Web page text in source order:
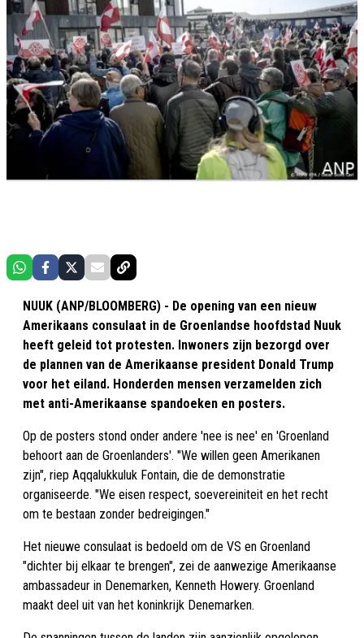
NUUK (ANP/BLOOMBERG) - De opening van een nieuw
Amerikaans consulaat in de Groenlandse hoofdstad Nuuk
heeft geleid tot protesten. Inwoners zijn bezorgd over
de plannen van de Amerikaanse president Donald Trump
voor het eiland. Honderden mensen verzamelden zich
met anti-Amerikaanse spandoeken en posters.
Op de posters stond onder andere 'nee is nee' en 'Groenland
behoort aan de Groenlanders'. "We willen geen Amerikanen
zijn", riep Aqqalukkuluk Fontain, die de demonstratie
organiseerde. "We eisen respect, soevereiniteit en het recht
om te bestaan zonder bedreigingen."
Het nieuwe consulaat is bedoeld om de VS en Groenland
"dichter bij elkaar te brengen", zei de aanwezige Amerikaanse
ambassadeur in Denemarken, Kenneth Howery. Groenland
maakt deel uit van het koninkrijk Denemarken.